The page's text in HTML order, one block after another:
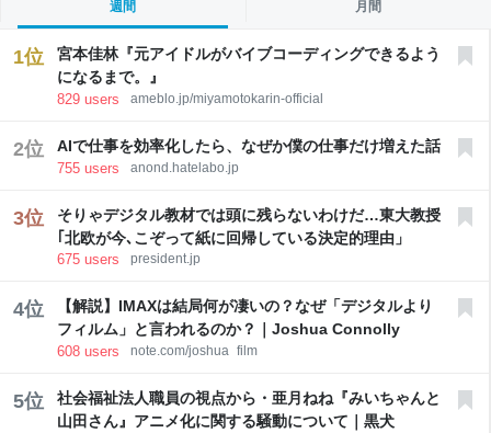
日の夜、官邸の公式アカウントでＸ（旧ツイッター）
などに投稿された。首相を中心にさまざまなアングル
から撮影され、ヘリコプターで上空から視察する場面
などを収録。被災者と握手する映像がスローモーショ
ン加工され、被災者から首相に向けた「全部が全部あ
週間 月間
1位
宮本佳林『元アイドルがバイブコーディングできるよう
になるまで。』
829 users ameblo.jp/miyamotokarin-official
2位 AIで仕事を効率化したら、なぜか僕の仕事だけ増えた話
755 users anond.hatelabo.jp
3位
そりゃデジタル教材では頭に残らないわけだ…東大教授
｢北欧が今､こぞって紙に回帰している決定的理由」
675 users president.jp
4位
【解説】IMAXは結局何が凄いの？なぜ「デジタルより
フィルム」と言われるのか？｜Joshua Connolly
608 users note.com/joshua_film
5位
社会福祉法人職員の視点から・亜月ねね『みいちゃんと
山田さん』アニメ化に関する騒動について｜黒犬